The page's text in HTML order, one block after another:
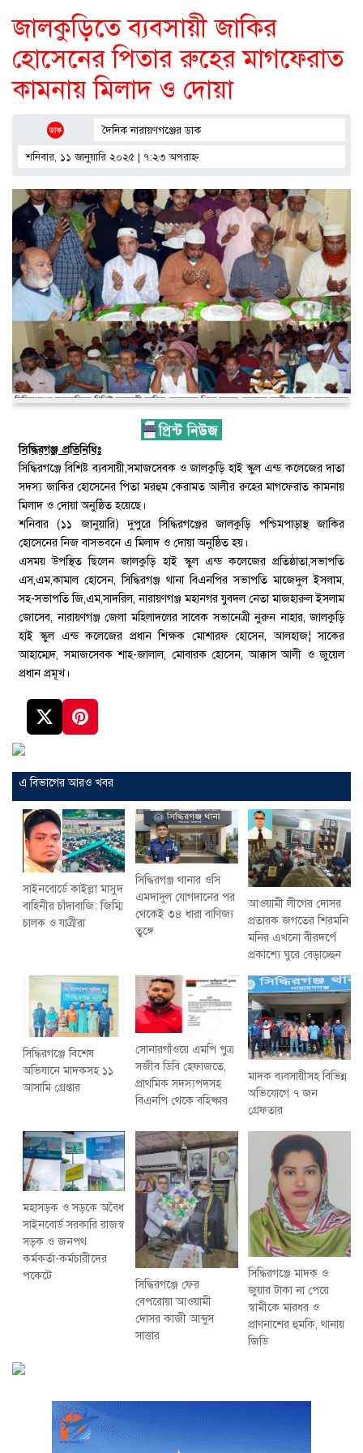
জালকুড়িতে ব্যবসায়ী জাকির
হোসেনের পিতার রুহের মাগফেরাত
কামনায় মিলাদ ও দোয়া
দৈনিক নারায়ণগঞ্জের ডাক
শনিবার, ১১ জানুয়ারি ২০২৫ | ৭:২৩ অপরাহ্ণ
সিদ্ধিরগঞ্জ প্রতিনিধিঃ
সিদ্ধিরগঞ্জে বিশিষ্ট ব্যবসায়ী,সমাজসেবক ও জালকুড়ি হাই স্কুল এন্ড কলেজের দাতা
সদস্য জাকির হোসেনের পিতা মরহুম কেরামত আলীর রুহের মাগফেরাত কামনায়
মিলাদ ও দোয়া অনুষ্ঠিত হয়েছে।
শনিবার (১১ জানুয়ারি) দুপুরে সিদ্ধিরগঞ্জের জালকুড়ি পশ্চিমপাড়াস্থ জাকির
হোসেনের নিজ বাসভবনে এ মিলাদ ও দোয়া অনুষ্ঠিত হয়।
এসময় উপস্থিত ছিলেন জালকুড়ি হাই স্কুল এন্ড কলেজের প্রতিষ্ঠাতা,সভাপতি
এস,এম,কামাল হোসেন, সিদ্ধিরগঞ্জ থানা বিএনপির সভাপতি মাজেদুল ইসলাম,
সহ-সভাপতি জি,এম,সাদরিল, নারায়ণগঞ্জ মহানগর যুবদল নেতা মাজহারুল ইসলাম
জোসেব, নারায়ণগঞ্জ জেলা মহিলাদলের সাবেক সভানেত্রী নুরুন নাহার, জালকুড়ি
হাই স্কুল এন্ড কলেজের প্রধান শিক্ষক মোশারফ হোসেন, আলহাজ¦ সাকের
আহাম্মেদ, সমাজসেবক শাহ-জালাল, মোবারক হোসেন, আক্কাস আলী ও জুয়েল
প্রধান প্রমূখ।
এ বিভাগের আরও খবর
সাইনবোর্ডে কাইল্লা মাসুদ
বাহিনীর চাঁদাবাজি: জিম্মি
চালক ও যাত্রীরা
সিদ্ধিরগঞ্জ থানার ওসি
এমদাদুল যোগদানের পর
থেকেই ৩৪ ধারা বাণিজ্য
তুঙ্গে
আওয়ামী লীগের দোসর
প্রতারক জগতের শিরমনি
মনির এখনো বীরদর্পে
প্রকাশ্যে ঘুরে বেড়াচ্ছেন
সিদ্ধিরগঞ্জে বিশেষ
অভিযানে মাদকসহ ১১
আসামি গ্রেপ্তার
সোনারগাঁওয়ে এমপি পুত্র
সজীব ডিবি হেফাজতে,
প্রাথমিক সদস্যপদসহ
বিএনপি থেকে বহিষ্কার
মাদক ব্যবসায়ীসহ বিভিন্ন
অভিযোগে ৭ জন
গ্রেফতার
মহাসড়ক ও সড়কে অবৈধ
সাইনবোর্ড সরকারি রাজস্ব
সড়ক ও জনপথ
কর্মকর্তা-কর্মচারীদের
পকেটে
সিদ্ধিরগঞ্জে ফের
বেপরোয়া আওয়ামী
দোসর কাজী আব্দুস
সাত্তার
সিদ্ধিরগঞ্জে মাদক ও
জুয়ার টাকা না পেয়ে
স্বামীকে মারধর ও
প্রাণনাশের হুমকি, থানায়
জিডি